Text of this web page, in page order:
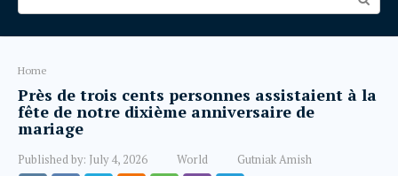
Home
Près de trois cents personnes assistaient à la
fête de notre dixième anniversaire de
mariage
Published by: July 4, 2026 World Gutniak Amish